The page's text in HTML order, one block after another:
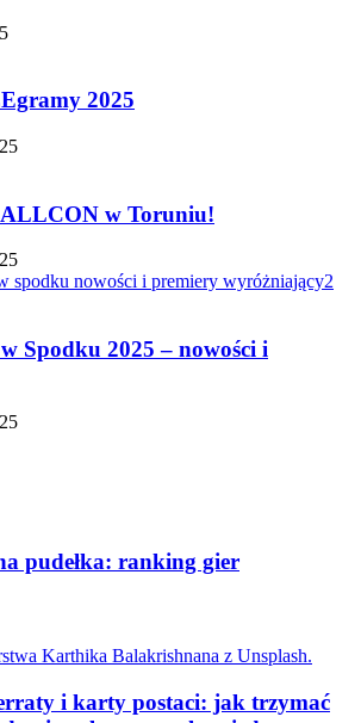
2025
w Toruniu!
Spodku 2025 – nowości i
pudełka: ranking gier
i karty postaci: jak trzymać